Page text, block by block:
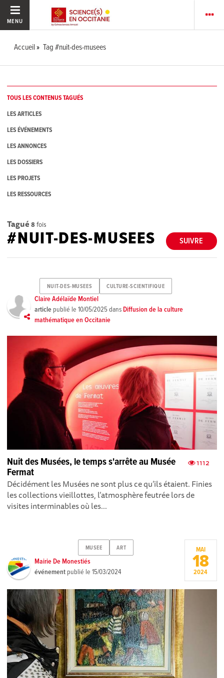
MENU
Accueil Tag #nuit-des-musees
TOUS LES CONTENUS TAGUÉS
LES ARTICLES
LES ÉVÉNEMENTS
LES ANNONCES
LES DOSSIERS
LES PROJETS
LES RESSOURCES
Tagué 8 fois
SUIVRE
#NUIT-DES-MUSEES
NUIT-DES-MUSEES CULTURE-SCIENTIFIQUE
Claire Adélaïde Montiel
article publié le10/05/2025dansDiffusion de la culture
mathématique en Occitanie
1112
Nuit des Musées, le temps s'arrête au Musée
Fermat
Décidément les Musées ne sont plus ce qu’ils étaient. Finies
les collections vieillottes, l’atmosphère feutrée lors de
visites interminables où les...
MUSEE ART
Mairie De Monestiés
événement publié le15/03/2024
MAI
18
2024